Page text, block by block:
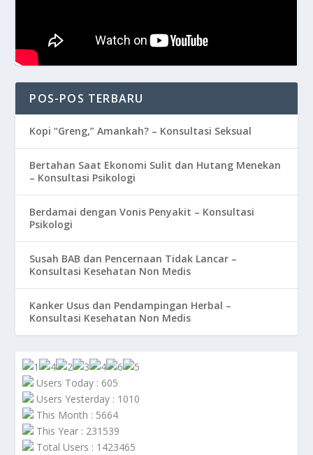
POS-POS TERBARU
Kopi “Greng,” Amankah? – Konsultasi Seksual
Bertahan Saat Ekonomi Sulit dan Hutang Menekan
– Konsultasi Psikologi
Berdamai dengan Vonis Penyakit – Konsultasi
Psikologi
Susah BAB dan Pencernaan Tidak Lancar –
Konsultasi Kesehatan Non Medis
Kanker Usus dan Pendampingan Herbal –
Konsultasi Kesehatan Non Medis
Users Today : 605
Users Yesterday : 1010
This Month : 5664
This Year : 231539
Total Users : 1423465